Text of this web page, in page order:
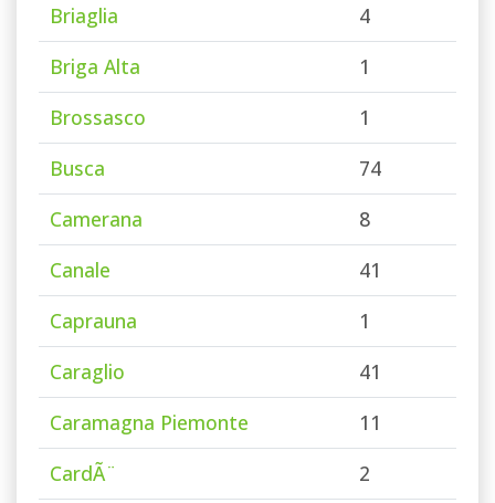
Briaglia
4
Briga Alta
1
Brossasco
1
Busca
74
Camerana
8
Canale
41
Caprauna
1
Caraglio
41
Caramagna Piemonte
11
CardÃ¨
2